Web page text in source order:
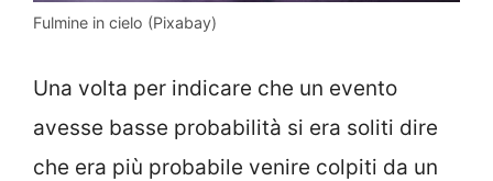
Fulmine in cielo (Pixabay)
Una volta per indicare che un evento
avesse basse probabilità si era soliti dire
che era più probabile venire colpiti da un